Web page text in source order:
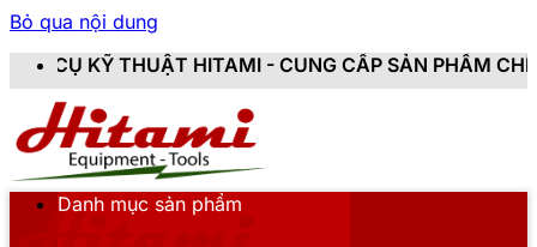
Bỏ qua nội dung
- CUNG CẤP SẢN PHẨM CHÍNH HÃNG, MỚI
Danh mục sản phẩm